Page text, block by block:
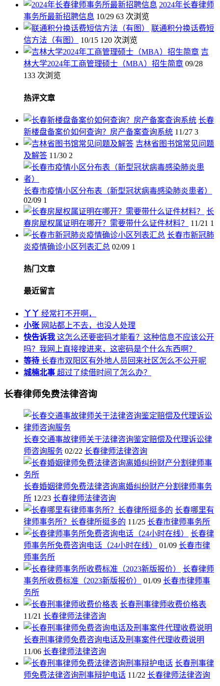
2024年长春律师
事务所最新招聘信息 10/29 63 次浏览
联通积分换话费短
信方法（有图）
10/15 120 次浏览
吉
林大学2024年工商管理硕士（MBA）招生简章 09/28
133 次浏览
热评文章
长春
新楼盘备案价如何查询？房产备案查询系统 11/27 3
吉林省图书馆常见问题
及解答 11/30 2
长春市疫情小区分布表（新型冠状病毒感染肺炎患者）
02/09 1
长
春房屋权属证明在哪开？需要带什么证件材料？
11/21 1
长春市新冠肺
炎疫情确诊小区列表汇总 02/09 1
热门文章
最近留言
丫丫 经常打不开啊，
小张 网站都上不去，也没人处理
快告诉我 这怎么还要密码才能看？这种信息不应该公开
吗？我网上直接搜进来，这密码是个什么东西啊？
等待 长春市双阳区有外地人员回来社区怎么不公开呢
城楠北事 超过了续借时间了怎么办？
长春律师免费法律咨询
长春交通事故律师关于法律咨询鉴定赔偿及代理诉讼律
师咨询服务 02/22 长春律师法律咨询
长春婚姻律师免费法律咨询离婚纠纷财产分割律师事务
所 12/23 长春律师法律咨询
长春哪里有
律师事务所？长春律所挺多的 11/25 长春市律师事务所
长春律
师事务所免费咨询电话（24小时在线）
01/09 长春市律
师事务所
长春律师
事务所收费标准（2023新版报价）
01/09 长春市律师事
务所
长春刑事律师收费价格表
11/21 长春律师法律咨询
长春刑事律师免费咨询电话及刑事案件代理收费说明
11/06 长春律师法律咨询
长春刑事律
师免费法律咨询刑事辩护电话 11/22 长春律师法律咨询